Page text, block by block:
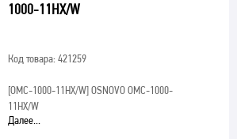
1000-11HX/W
Код товара: 421259
[OMC-1000-11HX/W]OSNOVO OMC-1000-
11HX/W
Далее...